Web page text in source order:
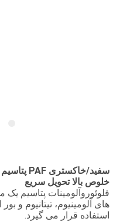
خلوص بالا تحویل سریع
فلوئوروآلومینات پتاسیم
های آلومینیوم، تیتانیوم و
استفاده قرار می گیرد.